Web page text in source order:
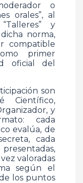
o
orales”, al
y
norma,
compatible
primer
oficial del
son
Científico,
y
cada
evalúa, de
cada
valoradas
según el
los puntos